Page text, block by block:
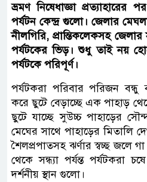
ভ্রমণ নিষেধাজ্ঞা প্রত্যাহারের
পর্যটন কেন্দ্র গুলো। জেলার
নীলগিরি, প্রান্তিকলেকসহ
পর্যটকের ভিড়। শুধু তাই নয়
পর্যটকে পরিপূর্ণ।
পর্যটকরা পরিবার পরিজন বন্ধু
করে ছুটে বেড়াচ্ছে এক পাহাড়
ছুটে যাচ্ছে সুউচ্চ পাহাড়ের
মেঘের সাথে পাহাড়ের মিতালি
শৈলপ্রপাতসহ ঝর্ণার স্বচ্ছ জলে
থেকে সন্ধ্যা পর্যন্ত পর্যটকরা
দর্শনীয় স্থান গুলো।